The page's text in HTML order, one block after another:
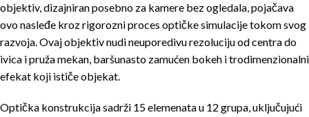
objektiv, dizajniran posebno za kamere bez ogledala, pojačava
ovo nasleđe kroz rigorozni proces optičke simulacije tokom svog
razvoja. Ovaj objektiv nudi neuporedivu rezoluciju od centra do
ivica i pruža mekan, baršunasto zamućen bokeh i trodimenzionalni
efekat koji ističe objekat.
Optička konstrukcija sadrži 15 elemenata u 12 grupa, uključujući